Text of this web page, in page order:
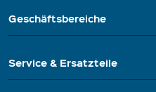
Geschäftsbereiche
Service & Ersatzteile